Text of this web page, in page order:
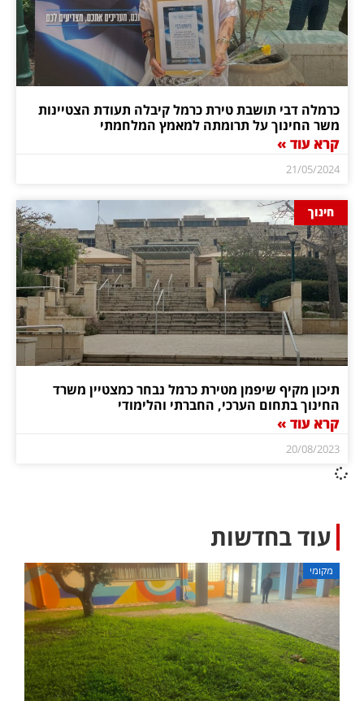
כרמלה דבי תושבת טירת כרמל קיבלה תעודת הצטיינות
משר החינוך על תרומתה למאמץ המלחמתי
קרא עוד »
21/05/2024
חינוך
תיכון מקיף שיפמן מטירת כרמל נבחר כמצטיין משרד
החינוך בתחום הערכי, החברתי והלימודי
קרא עוד »
20/08/2023
עוד בחדשות
מקומי